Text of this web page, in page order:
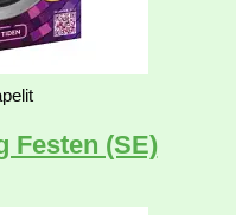
Festen (SE)